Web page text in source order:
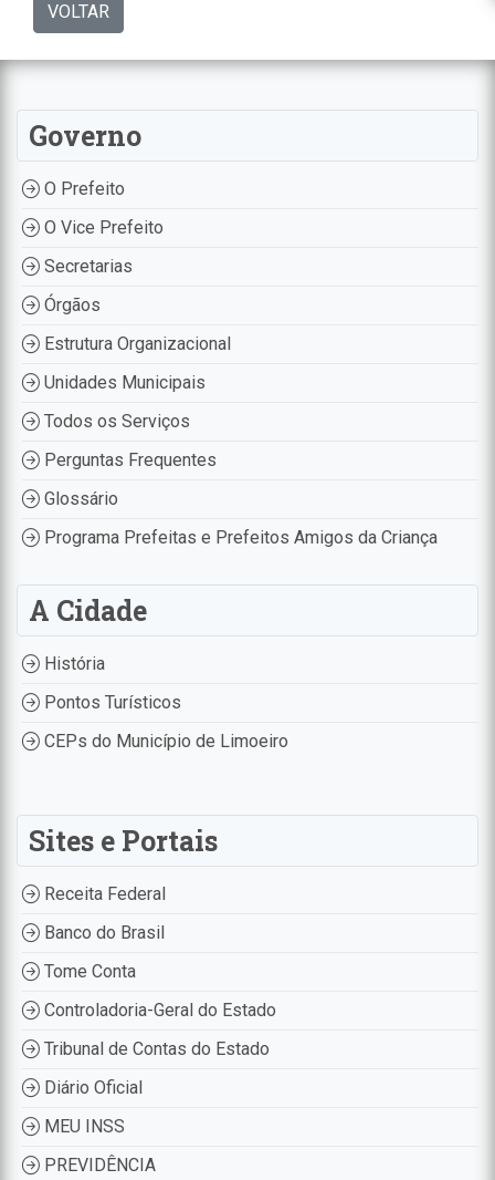
VOLTAR
Governo
O Prefeito
O Vice Prefeito
Secretarias
Órgãos
Estrutura Organizacional
Unidades Municipais
Todos os Serviços
Perguntas Frequentes
Glossário
Programa Prefeitas e Prefeitos Amigos da Criança
A Cidade
História
Pontos Turísticos
CEPs do Município de Limoeiro
Sites e Portais
Receita Federal
Banco do Brasil
Tome Conta
Controladoria-Geral do Estado
Tribunal de Contas do Estado
Diário Oficial
MEU INSS
PREVIDÊNCIA